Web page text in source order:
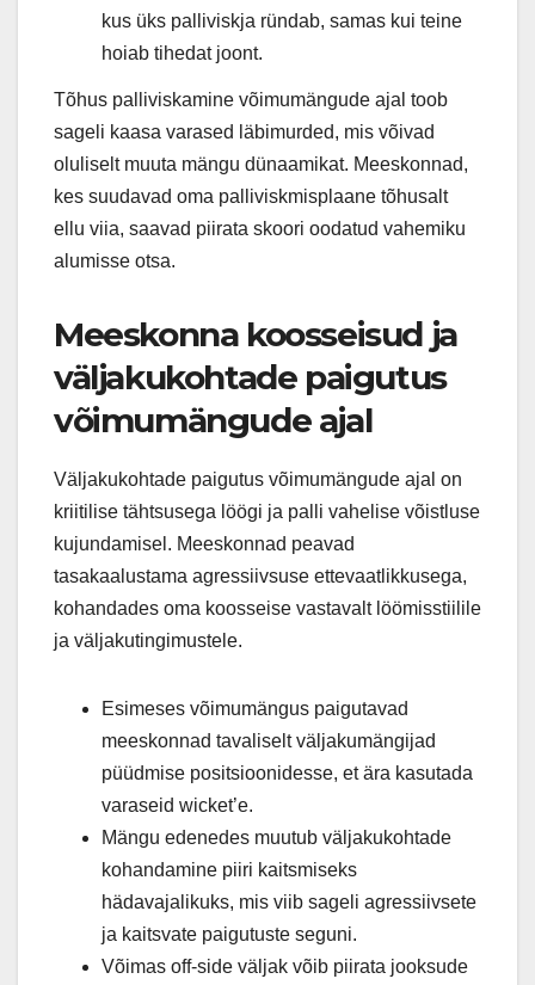
kus üks palliviskja ründab, samas kui teine
hoiab tihedat joont.
Tõhus palliviskamine võimumängude ajal toob
sageli kaasa varased läbimurded, mis võivad
oluliselt muuta mängu dünaamikat. Meeskonnad,
kes suudavad oma palliviskmisplaane tõhusalt
ellu viia, saavad piirata skoori oodatud vahemiku
alumisse otsa.
Meeskonna koosseisud ja
väljakukohtade paigutus
võimumängude ajal
Väljakukohtade paigutus võimumängude ajal on
kriitilise tähtsusega löögi ja palli vahelise võistluse
kujundamisel. Meeskonnad peavad
tasakaalustama agressiivsuse ettevaatlikkusega,
kohandades oma koosseise vastavalt löömisstiilile
ja väljakutingimustele.
Esimeses võimumängus paigutavad
meeskonnad tavaliselt väljakumängijad
püüdmise positsioonidesse, et ära kasutada
varaseid wicket’e.
Mängu edenedes muutub väljakukohtade
kohandamine piiri kaitsmiseks
hädavajalikuks, mis viib sageli agressiivsete
ja kaitsvate paigutuste seguni.
Võimas off-side väljak võib piirata jooksude